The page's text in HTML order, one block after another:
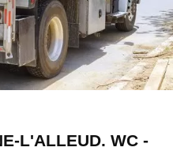
L'ALLEUD. WC -